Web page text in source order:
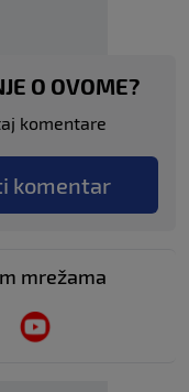
O OVOME?
komentare
komentar
mrežama